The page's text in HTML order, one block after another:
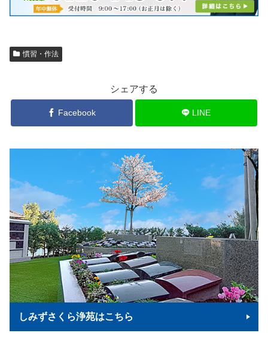
慣習・作法
シェアする
Facebook LINE
しみずさくら浄苑はこちら